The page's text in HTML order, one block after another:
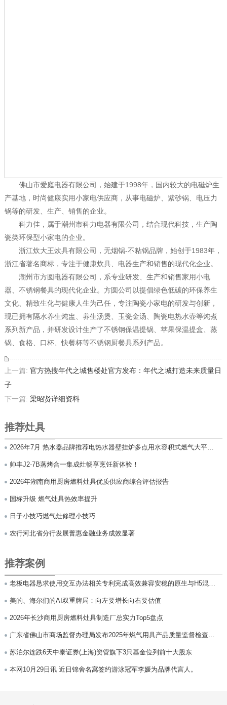
佛山市爱庭电器有限公司，始建于1998年，国内较大的电磁炉生
产基地，时尚健康实用小家电供应商，从事电磁炉、紫砂锅、电压力
锅等的研发、生产、销售的企业。
科力佳，属于潮州市科力电器有限公司，结合现代科技，生产陶
瓷类环保型小家电的企业。
浙江炊大王炊具有限公司，无烟锅-不粘锅品牌，始创于1983年，
浙江省著名商标，专注于健康炊具、电器生产和销售的现代化企业。
潮州市方圆电器有限公司，系专业研发、生产和销售家用小电
器、不锈钢餐具的现代化企业。方圆公司以提倡绿色低碳的环保养生
文化、精致生化与健康人生为己任，专注陶瓷小家电的研发与创新，
现已拥有隔水养生炖盅、养生汤煲、玉瓷金汤、陶瓷电热水壶等炖煮
系列新产品，并研发设计生产了不锈钢保温提锅、苹果保温提盒、蒸
锅、食格、口杯、快餐杯等不锈钢厨餐具系列产品。
上一篇: 官方热搜年代之城售楼处官方发布：年代之城打造未来质量日
子
下一篇: 梁昭贤详细资料
推荐灶具
2026年7月 热水器品牌推荐电热水器壁挂炉多点用水容积式燃气大平层
品牌优选指南！
帅丰J2-7B蒸烤合一集成灶畅享烹饪新体验！
2026年湖南商用厨房燃料灶具优质供应商综合评估报告
国标升级 燃气灶具热效率提升
日子小技巧燃气灶修理小技巧
农行河北省分行发展普惠金融业务成效显著
推荐案例
老板电器恳求使用交互办法相关专利完成高效兼容安稳的原生与H5混合
交互
美的、海尔们的AI双重牌局：向左要增长向右要估值
2026年长沙商用厨房燃料灶具制造厂总实力Top5盘点
广东省佛山市商场监督办理局发布2025年燃气用具产品质量监督检查急
切
苏泊尔连跌6天中泰证券(上海)资管旗下3只基金位列前十大股东
本网10月29日讯 近日锦舍名寓签约游泳冠军李媛为品牌代言人。